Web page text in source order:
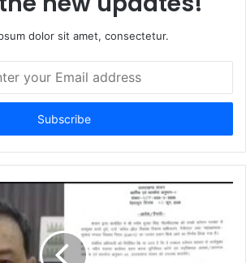
dolor sit amet, consectetur.